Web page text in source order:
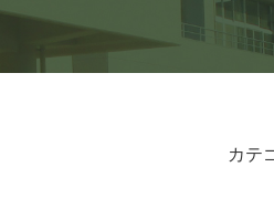
カテ